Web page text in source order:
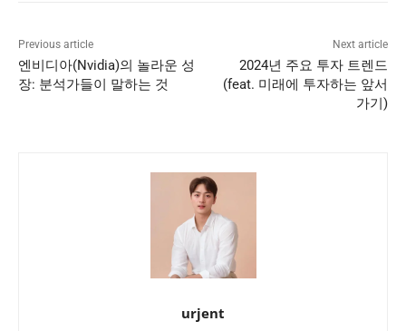
Previous article
엔비디아(Nvidia)의 놀라운 성
장: 분석가들이 말하는 것
Next article
2024년 주요 투자 트렌드
(feat. 미래에 투자하는 앞서
가기)
urjent